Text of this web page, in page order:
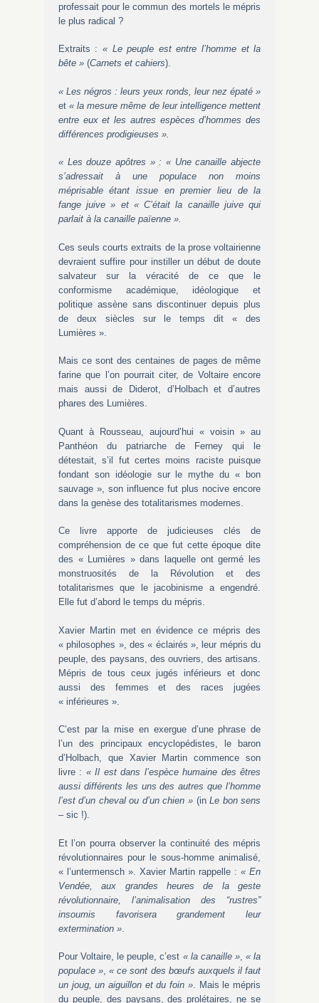
professait pour le commun des mortels le mépris
le plus radical ?
Extraits :« Le peuple est entre l’homme et la
bête »(Carnets et cahiers).
« Les négros : leurs yeux ronds, leur nez épaté »
et« la mesure même de leur intelligence mettent
entre eux et les autres espèces d’hommes des
différences prodigieuses ».
« Les douze apôtres » : « Une canaille abjecte
s’adressait à une populace non moins
méprisable étant issue en premier lieu de la
fange juive » et « C’était la canaille juive qui
parlait à la canaille païenne ».
Ces seuls courts extraits de la prose voltairienne
devraient suffire pour instiller un début de doute
salvateur sur la véracité de ce que le
conformisme académique, idéologique et
politique assène sans discontinuer depuis plus
de deux siècles sur le temps dit « des
Lumières ».
Mais ce sont des centaines de pages de même
farine que l’on pourrait citer, de Voltaire encore
mais aussi de Diderot, d’Holbach et d’autres
phares des Lumières.
Quant à Rousseau, aujourd’hui « voisin » au
Panthéon du patriarche de Ferney qui le
détestait, s’il fut certes moins raciste puisque
fondant son idéologie sur le mythe du « bon
sauvage », son influence fut plus nocive encore
dans la genèse des totalitarismes modernes.
Ce livre apporte de judicieuses clés de
compréhension de ce que fut cette époque dite
des « Lumières » dans laquelle ont germé les
monstruosités de la Révolution et des
totalitarismes que le jacobinisme a engendré.
Elle fut d’abord le temps du mépris.
Xavier Martin met en évidence ce mépris des
« philosophes », des « éclairés », leur mépris du
peuple, des paysans, des ouvriers, des artisans.
Mépris de tous ceux jugés inférieurs et donc
aussi des femmes et des races jugées
« inférieures ».
C’est par la mise en exergue d’une phrase de
l’un des principaux encyclopédistes, le baron
d’Holbach, que Xavier Martin commence son
livre : « Il est dans l’espèce humaine des êtres
aussi différents les uns des autres que l’homme
l’est d’un cheval ou d’un chien » (inLe bon sens
– sic !).
Et l’on pourra observer la continuité des mépris
révolutionnaires pour le sous-homme animalisé,
« l’untermensch ». Xavier Martin rappelle :« En
Vendée, aux grandes heures de la geste
révolutionnaire, l’animalisation des “rustres”
insoumis favorisera grandement leur
extermination ».
Pour Voltaire, le peuple, c’est « la canaille », « la
populace »,« ce sont des bœufs auxquels il faut
un joug, un aiguillon et du foin ». Mais le mépris
du peuple, des paysans, des prolétaires, ne se